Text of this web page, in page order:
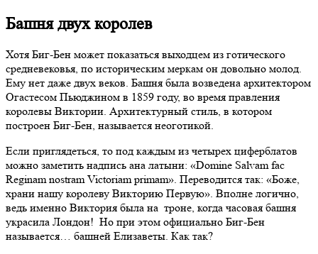
Башня двух королев
Хотя Биг-Бен может показаться выходцем из готического
средневековья, по историческим меркам он довольно молод.
Ему нет даже двух веков. Башня была возведена архитектором
Огастесом Пьюджином в 1859 году, во время правления
королевы Виктории. Архитектурный стиль, в котором
построен Биг-Бен, называется неоготикой.
Если приглядеться, то под каждым из четырех циферблатов
можно заметить надпись ана латыни: «Domine Salvam fac
Reginam nostram Victoriam primam». Переводится так: «Боже,
храни нашу королеву Викторию Первую». Вполне логично,
ведь именно Виктория была на троне, когда часовая башня
украсила Лондон! Но при этом официально Биг-Бен
называется… башней Елизаветы. Как так?